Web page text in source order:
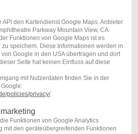
API den Kartendienst Google Maps. Anbieter
Parkway Mountain View, CA
Funktionen von Google Maps ist es
speichern. Diese Informationen werden in
Google in den USA übertragen und dort
Seite hat keinen Einfluss auf diese
mit Nutzerdaten finden Sie in der
policies/privacy/
Funktionen von Google Analytics
mit den geräteübergreifenden Funktionen